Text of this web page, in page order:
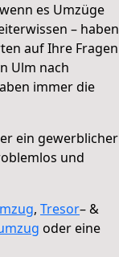
es Umzüge
– haben
auf Ihre Fragen
Ulm nach
immer die
ein gewerblicher
und
, Tresor– &
oder eine